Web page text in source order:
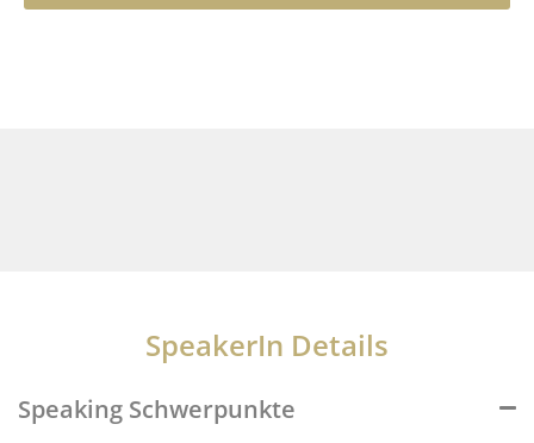
SpeakerIn Details
Speaking Schwerpunkte